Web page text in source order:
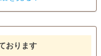
可
おります